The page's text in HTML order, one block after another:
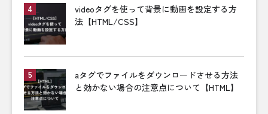
videoタグを使って背景に動画を設定する方
法【HTML/CSS】
aタグでファイルをダウンロードさせる方法
と効かない場合の注意点について【HTML】